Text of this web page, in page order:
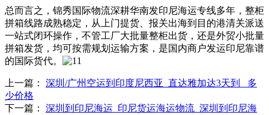
总而言之，锦秀国际物流深耕华南发印尼海运专线多年，整柜
拼箱线路成熟稳定，从上门提货、报关出海到目的港清关派送
一站式闭环操作，不管工厂大批量整柜出货，还是外贸小批量
拼箱发货，均可按需规划运输方案，是国内商户发运印尼靠谱
的国际货代。
上一篇： 深圳/广州空运到印度尼西亚_直达雅加达3天到_ 多
少价格
下一篇： 深圳到印尼海运_印尼货运海运物流_深圳到印尼海